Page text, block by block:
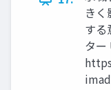
き
する
ター